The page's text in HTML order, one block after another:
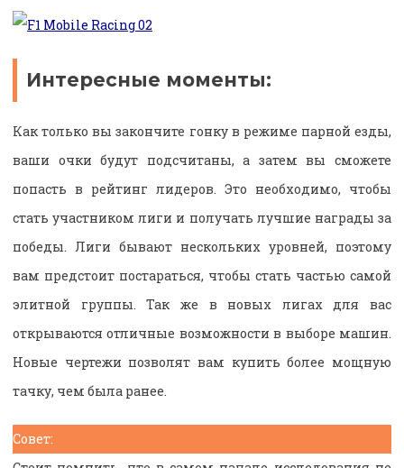
Интересные моменты:
Как только вы закончите гонку в режиме парной езды,
ваши очки будут подсчитаны, а затем вы сможете
попасть в рейтинг лидеров. Это необходимо, чтобы
стать участником лиги и получать лучшие награды за
победы. Лиги бывают нескольких уровней, поэтому
вам предстоит постараться, чтобы стать частью самой
элитной группы. Так же в новых лигах для вас
открываются отличные возможности в выборе машин.
Новые чертежи позволят вам купить более мощную
тачку, чем была ранее.
Совет: